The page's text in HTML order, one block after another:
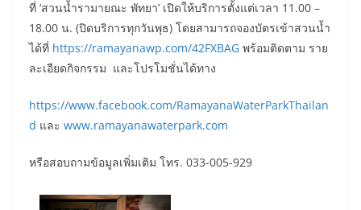
ที่ ‘สวนน้ำรามายณะ พัทยา’ เปิดให้บริการตั้งแต่เวลา 11.00 –
18.00 น. (ปิดบริการทุกวันพุธ) โดยสามารถจองบัตรเข้าสวนน้ำ
ได้ที่ https://ramayanawp.com/42FXBAG พร้อมติดตาม ราย
ละเอียดกิจกรรม และโปรโมชั่นได้ทาง
https://www.facebook.com/RamayanaWaterParkThailan
d และ www.ramayanawaterpark.com
หรือสอบถามข้อมูลเพิ่มเติม โทร. 033-005-929